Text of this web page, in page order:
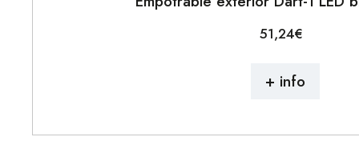
51,24€
+ info